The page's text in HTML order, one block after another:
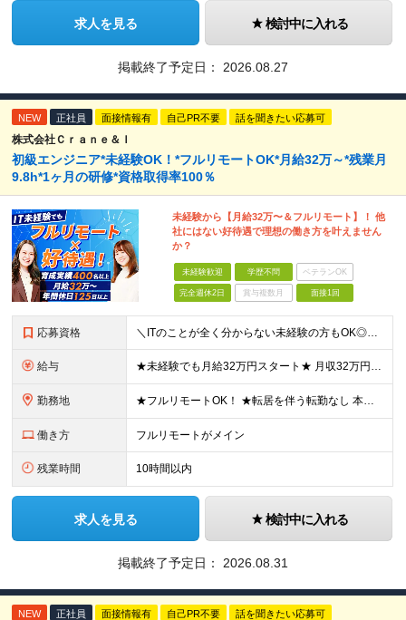
求人を見る 検討中に入れる
掲載終了予定日： 2026.08.27
NEW 正社員 面接情報有 自己PR不要 話を聞きたい応募可
株式会社Ｃｒａｎｅ＆Ｉ
初級エンジニア*未経験OK！*フルリモートOK*月給32万～*残業月
9.8h*1ヶ月の研修*資格取得率100％
未経験から【月給32万〜＆フルリモート】！ 他
社にはない好待遇で理想の働き方を叶えません
か？
未経験歓迎 学歴不問 ベテランOK
完全週休2日 賞与複数月 面接1回
応募資格 ＼ITのことが全く分からない未経験の方もOK◎／≪ポテンシャル採用実施中≫ ★未経験OK！フリータからの正社員デビューもOK！ ★学歴不問 ≪こんな方にピッタリです！≫ ◎未経験から本気でエンジニア
給与 ★未経験でも月給32万円スタート★ 月収32万円～35万円＋各種手当（資格手当だけで毎月15万の上乗せ実績あり！） ★資格手当豊富！1資格につき最大3万円支給 ★功績手当の導入で、毎月のお給与に上乗
勤務地 ★フルリモートOK！ ★転居を伴う転勤なし 本社またはプロジェクト先にて勤務いただきます！ ※プロジェクト先は一都三県及び23区内がメイン 【本社】 東京都新宿区神楽坂1-2 研究社英語センタービ
働き方 フルリモートがメイン
残業時間 10時間以内
求人を見る 検討中に入れる
掲載終了予定日： 2026.08.31
NEW 正社員 面接情報有 自己PR不要 話を聞きたい応募可